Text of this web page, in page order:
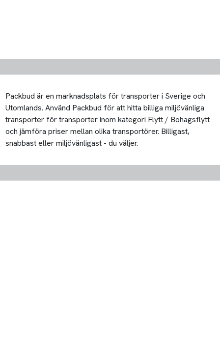
Packbud är en marknadsplats för transporter i Sverige och
Utomlands. Använd Packbud för att hitta billiga miljövänliga
transporter för transporter inom kategori Flytt / Bohagsflytt
och jämföra priser mellan olika transportörer. Billigast,
snabbast eller miljövänligast - du väljer.